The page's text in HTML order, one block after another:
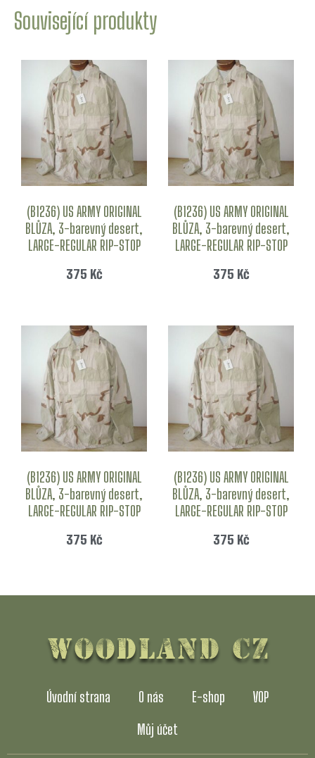
Související produkty
(B1236) US ARMY ORIGINAL
BLŮZA, 3-barevný desert,
LARGE-REGULAR RIP-STOP
375 Kč
(B1236) US ARMY ORIGINAL
BLŮZA, 3-barevný desert,
LARGE-REGULAR RIP-STOP
375 Kč
(B1236) US ARMY ORIGINAL
BLŮZA, 3-barevný desert,
LARGE-REGULAR RIP-STOP
375 Kč
(B1236) US ARMY ORIGINAL
BLŮZA, 3-barevný desert,
LARGE-REGULAR RIP-STOP
375 Kč
Úvodní strana O nás E-shop
VOP
Můj účet